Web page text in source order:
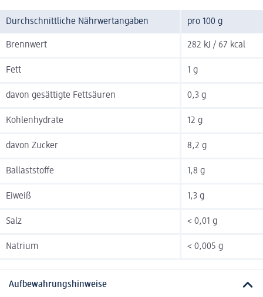
Durchschnittliche Nährwertangaben pro 100 g
Brennwert 282 kJ / 67 kcal
Fett 1 g
davon gesättigte Fettsäuren 0,3 g
Kohlenhydrate 12 g
davon Zucker 8,2 g
Ballaststoffe 1,8 g
Eiweiß 1,3 g
Salz < 0,01 g
Natrium < 0,005 g
Aufbewahrungshinweise